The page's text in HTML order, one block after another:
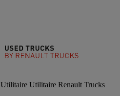
Utilitaire Utilitaire Renault Trucks